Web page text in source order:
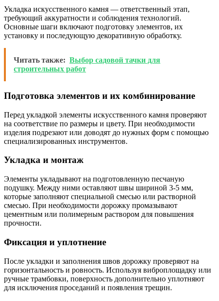
Укладка искусственного камня — ответственный этап,
требующий аккуратности и соблюдения технологий.
Основные шаги включают подготовку элементов, их
установку и последующую декоративную обработку.
Читать также: Выбор садовой тачки для
строительных работ
Подготовка элементов и их комбинирование
Перед укладкой элементы искусственного камня проверяют
на соответствие по размеры и цвету. При необходимости
изделия подрезают или доводят до нужных форм с помощью
специализированных инструментов.
Укладка и монтаж
Элементы укладывают на подготовленную песчаную
подушку. Между ними оставляют швы шириной 3-5 мм,
которые заполняют специальной смесью или растворной
смесью. При необходимости дорожку промазывают
цементным или полимерным раствором для повышения
прочности.
Фиксация и уплотнение
После укладки и заполнения швов дорожку проверяют на
горизонтальность и ровность. Используя виброплощадку или
ручные трамбовки, поверхность дополнительно уплотняют
для исключения проседаний и появления трещин.